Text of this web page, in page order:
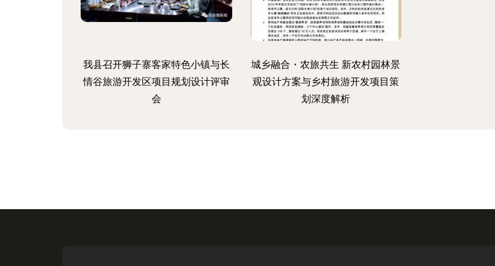
我县召开狮子寨客家特色小镇与长
情谷旅游开发区项目规划设计评审
会
城乡融合・农旅共生 新农村园林景
观设计方案与乡村旅游开发项目策
划深度解析